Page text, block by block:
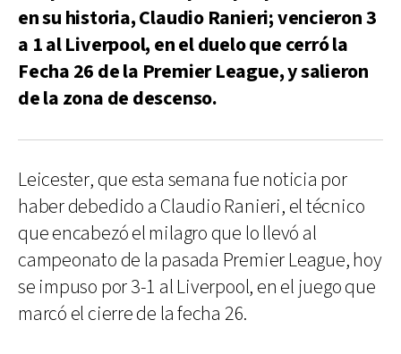
en su historia, Claudio Ranieri; vencieron 3
a 1 al Liverpool, en el duelo que cerró la
Fecha 26 de la Premier League, y salieron
de la zona de descenso.
Leicester, que esta semana fue noticia por
haber debedido a Claudio Ranieri, el técnico
que encabezó el milagro que lo llevó al
campeonato de la pasada Premier League, hoy
se impuso por 3-1 al Liverpool, en el juego que
marcó el cierre de la fecha 26.